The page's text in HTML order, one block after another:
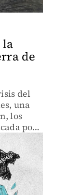
la
de
del
una
los
por